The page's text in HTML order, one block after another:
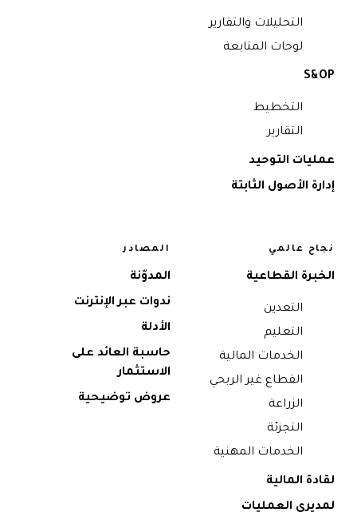
التحليلات والتقارير
لوحات المتابعة
S&OP
التخطيط
التقارير
عمليات التوحيد
إدارة الأصول الثابتة
نجاح عالمي
الخبرة القطاعية
التعدين
التعليم
الخدمات المالية
القطاع غير الربحي
الزراعة
التجزئة
الخدمات المهنية
لقادة المالية
لمديري العمليات
المصادر
المدوّنة
ندوات عبر الإنترنت
الأدلة
حاسبة العائد على
الاستثمار
عروض توضيحية